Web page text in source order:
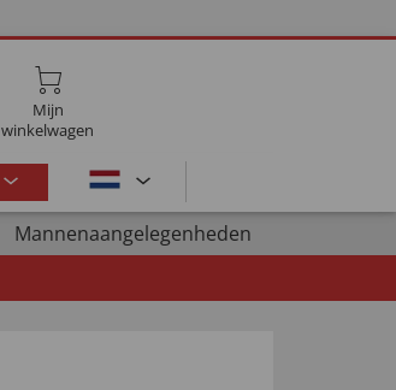
Mijn
winkelwagen
Mannenaangelegenheden